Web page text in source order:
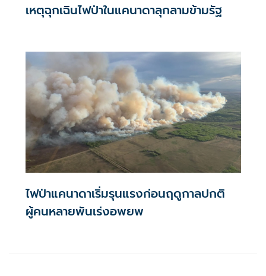
เหตุฉุกเฉินไฟป่าในแคนาดาลุกลามข้ามรัฐ
ไฟป่าแคนาดาเริ่มรุนแรงก่อนฤดูกาลปกติ
ผู้คนหลายพันเร่งอพยพ